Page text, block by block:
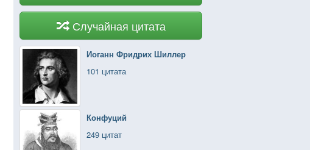
Случайная цитата
Иоганн Фридрих Шиллер
101 цитата
Конфуций
249 цитат